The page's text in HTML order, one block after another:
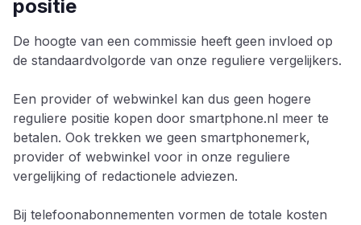
positie
De hoogte van een commissie heeft geen invloed op
de standaardvolgorde van onze reguliere vergelijkers.
Een provider of webwinkel kan dus geen hogere
reguliere positie kopen door smartphone.nl meer te
betalen. Ook trekken we geen smartphonemerk,
provider of webwinkel voor in onze reguliere
vergelijking of redactionele adviezen.
Bij telefoonabonnementen vormen de totale kosten